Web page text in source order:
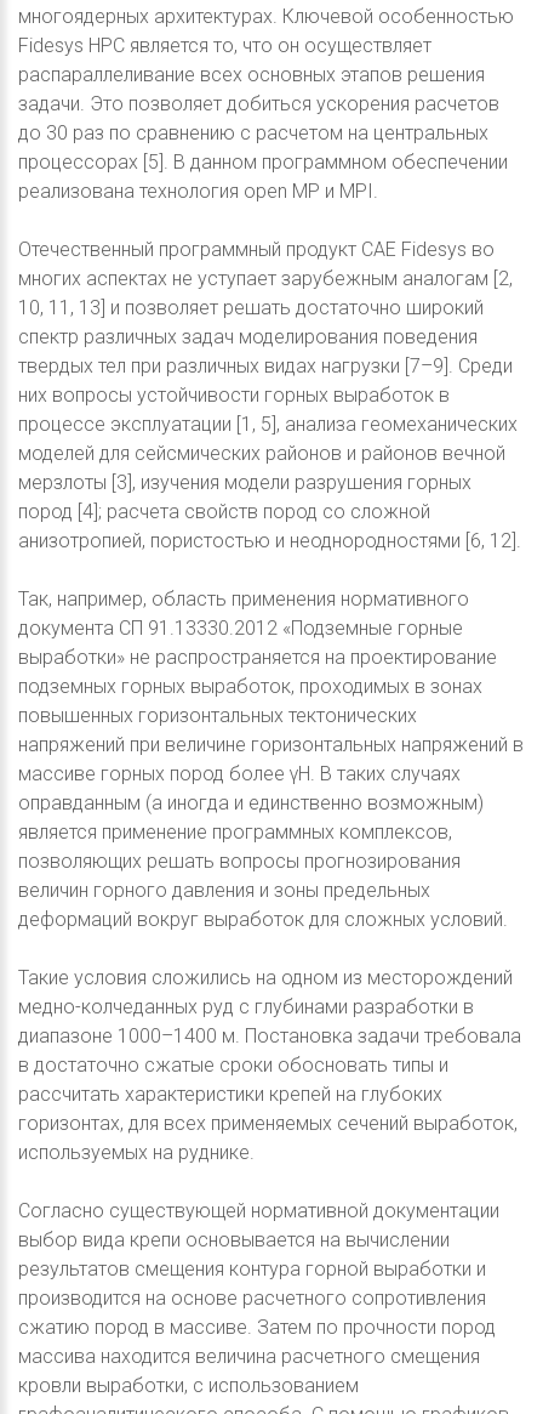
многоядерных архитектурах. Ключевой особенностью
Fidesys HPC является то, что он осуществляет
распараллеливание всех основных этапов решения
задачи. Это позволяет добиться ускорения расчетов
до 30 раз по сравнению с расчетом на центральных
процессорах [5]. В данном программном обеспечении
реализована технология open MP и MPI.
Отечественный программный продукт CAE Fidesys во
многих аспектах не уступает зарубежным аналогам [2,
10, 11, 13] и позволяет решать достаточно широкий
спектр различных задач моделирования поведения
твердых тел при различных видах нагрузки [7–9]. Среди
них вопросы устойчивости горных выработок в
процессе эксплуатации [1, 5], анализа геомеханических
моделей для сейсмических районов и районов вечной
мерзлоты [3], изучения модели разрушения горных
пород [4]; расчета свойств пород со сложной
анизотропией, пористостью и неоднородностями [6, 12].
Так, например, область применения нормативного
документа СП 91.13330.2012 «Подземные горные
выработки» не распространяется на проектирование
подземных горных выработок, проходимых в зонах
повышенных горизонтальных тектонических
напряжений при величине горизонтальных напряжений в
массиве горных пород более γH. В таких случаях
оправданным (а иногда и единственно возможным)
является применение программных комплексов,
позволяющих решать вопросы прогнозирования
величин горного давления и зоны предельных
деформаций вокруг выработок для сложных условий.
Такие условия сложились на одном из месторождений
медно-колчеданных руд с глубинами разработки в
диапазоне 1000–1400 м. Постановка задачи требовала
в достаточно сжатые сроки обосновать типы и
рассчитать характеристики крепей на глубоких
горизонтах, для всех применяемых сечений выработок,
используемых на руднике.
Согласно существующей нормативной документации
выбор вида крепи основывается на вычислении
результатов смещения контура горной выработки и
производится на основе расчетного сопротивления
сжатию пород в массиве. Затем по прочности пород
массива находится величина расчетного смещения
кровли выработки, с использованием